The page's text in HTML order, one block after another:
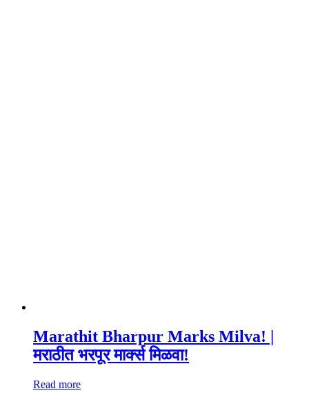
Marathit Bharpur Marks Milva! |
मराठीत भरपूर मार्क्स मिळवा!
Read more